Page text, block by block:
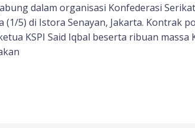
dalam organisasi Konfederasi
(1/5) di Istora Senayan, Jakarta. Kontrak
KSPI Said Iqbal beserta ribuan massa